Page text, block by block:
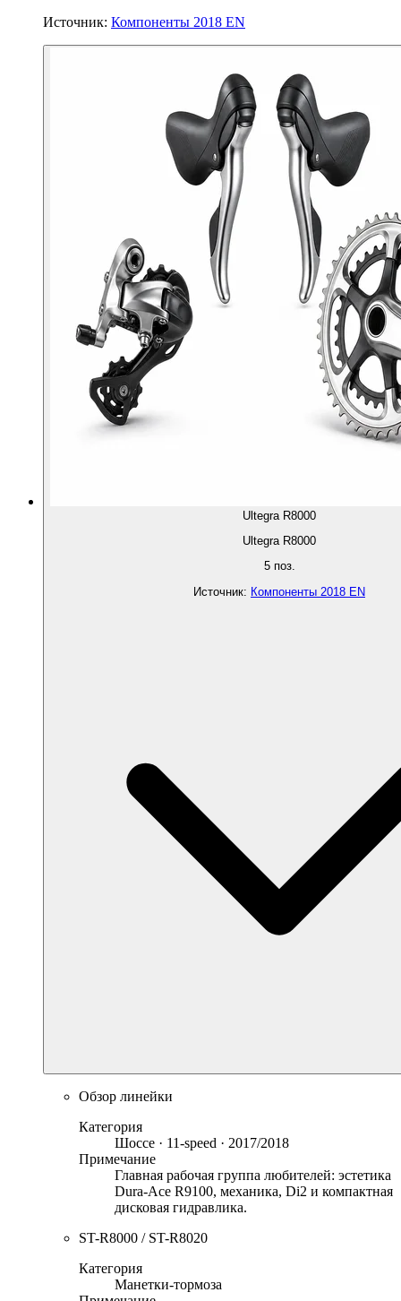
Источник: Компоненты 2018 EN
Ultegra R8000
Ultegra R8000
5поз.
Источник: Компоненты 2018 EN
Обзор линейки
Категория
Шоссе · 11-speed · 2017/2018
Примечание
Главная рабочая группа любителей: эстетика
Dura-Ace R9100, механика, Di2 и компактная
дисковая гидравлика.
ST-R8000 / ST-R8020
Категория
Манетки-тормоза